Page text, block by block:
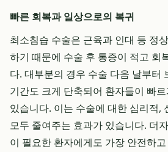
빠른 회복과 일상으로의 복귀
최소침습 수술은 근육과 인대 등 정
하기 때문에 수술 후 통증이 적고 회
다. 대부분의 경우 수술 다음 날부터
기간도 크게 단축되어 환자들이 빠
있습니다. 이는 수술에 대한 심리적,
모두 줄여주는 효과가 있습니다. 더
이 필요한 환자에게도 가장 안전하